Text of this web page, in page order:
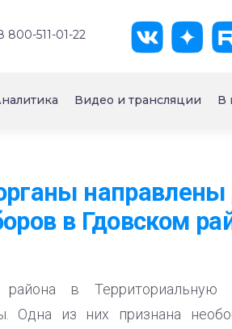
800-511-01-22
Видео и трансляции В
направлены
в Гдовском
в Территориальную
Одна из них признана